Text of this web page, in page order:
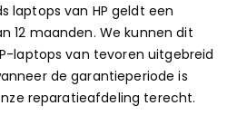
laptops van HP geldt een
12 maanden. We kunnen dit
laptops van tevoren uitgebreid
de garantieperiode is
reparatieafdeling terecht.